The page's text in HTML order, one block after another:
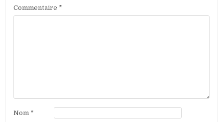
Commentaire *
Nom *